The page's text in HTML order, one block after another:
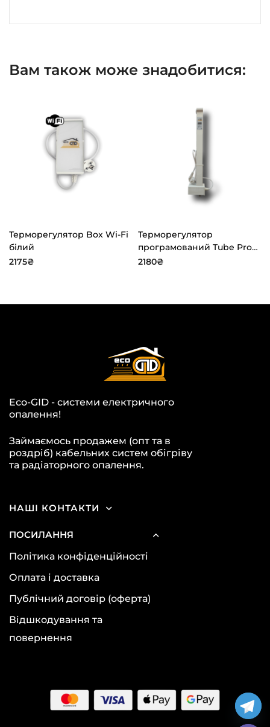
Вам також може знадобитися:
Терморегулятор Box Wi-Fi
білий
2175₴
Терморегулятор
програмований Tube Prog
Pro
2180₴
Eco-GID - системи електричного
опалення!
Займаємось продажем (опт та в
роздріб) кабельних систем обігріву
та радіаторного опалення.
НАШІ КОНТАКТИ
ПОСИЛАННЯ
Політика конфіденційності
Оплата і доставка
Публічний договір (оферта)
Відшкодування та
повернення